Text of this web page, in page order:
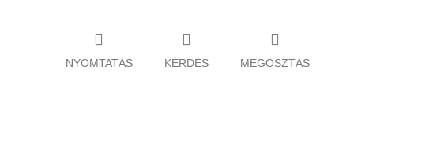
NYOMTATÁS KÉRDÉS MEGOSZTÁS